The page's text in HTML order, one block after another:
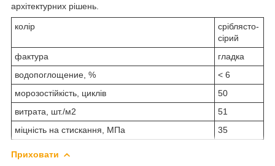
архітектурних рішень.
колір
сріблясто-
сірий
фактура
гладка
водопоглощение, %
< 6
морозостійкість, циклів
50
витрата, шт./м2
51
міцність на стискання, МПа
35
Приховати